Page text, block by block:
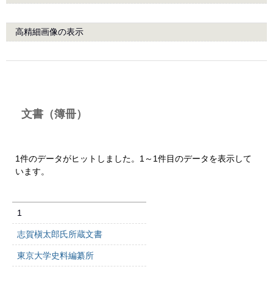
高精細画像の表示
文書（簿冊）
1件のデータがヒットしました。1～1件目のデータを表示して
います。
1
志賀槇太郎氏所蔵文書
東京大学史料編纂所